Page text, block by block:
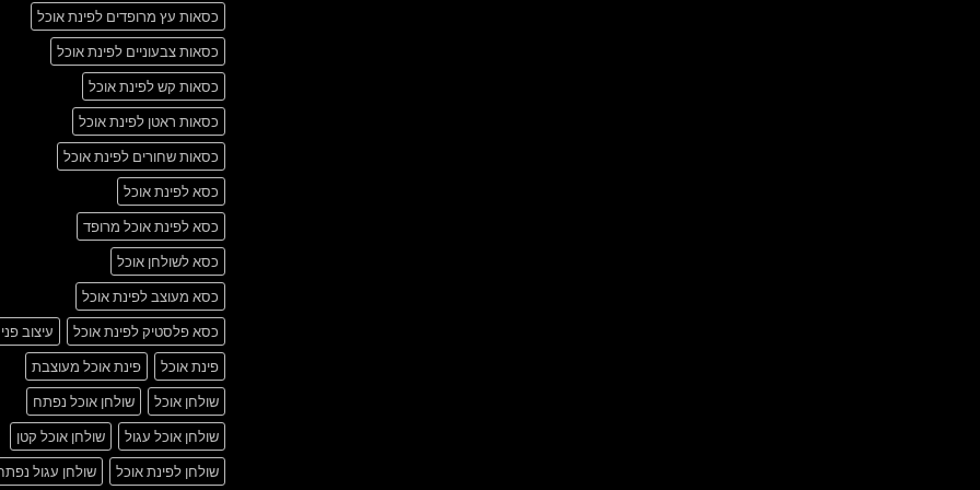
כסאות עץ מרופדים לפינת אוכל
כסאות צבעוניים לפינת אוכל
כסאות קש לפינת אוכל
כסאות ראטן לפינת אוכל
כסאות שחורים לפינת אוכל
כסא לפינת אוכל
כסא לפינת אוכל מרופד
כסא לשולחן אוכל
כסא מעוצב לפינת אוכל
כסא פלסטיק לפינת אוכל
עיצוב
פינת אוכל
פינת אוכל מעוצבת
שולחן אוכל
שולחן אוכל נפתח
שולחן אוכל עגול
שולחן אוכל קטן
שולחן לפינת אוכל
שולחן עגול